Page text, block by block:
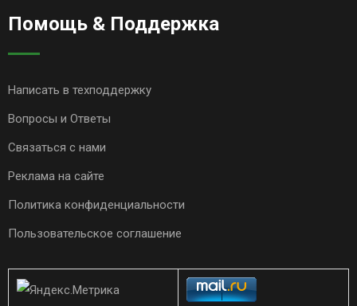
Помощь & Поддержка
Написать в техподдержку
Вопросы и Ответы
Связаться с нами
Реклама на сайте
Политика конфиденциальности
Пользовательское соглашение